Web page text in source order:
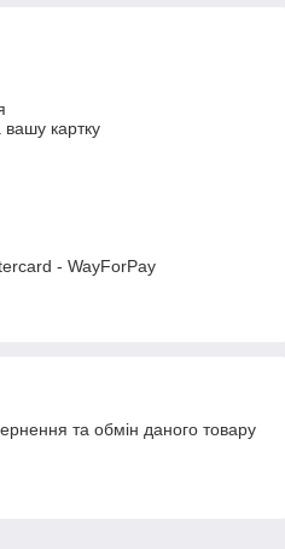
вашу картку
- WayForPay
та обмін даного товару